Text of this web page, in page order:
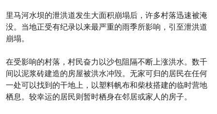
里马河水坝的泄洪道发生大面积崩塌后，许多村落迅速被淹
没。当地正受有纪录以来最严重的雨季所影响，引至泄洪道
崩塌。
在受影响的村落，村民奋力以沙包阻隔不断上涨洪水。数千
间以泥浆砖建造的房屋被洪水冲毁。无家可归的居民在任何
一处可以找到的干地上，以塑料帆布和柴枝搭建的临时营地
栖息。较幸运的居民则暂时栖身在邻居或家人的房子。